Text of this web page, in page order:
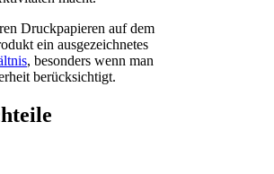
Druckpapieren auf dem
ein ausgezeichnetes
, besonders wenn man
berücksichtigt.